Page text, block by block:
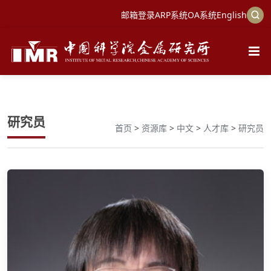
邮箱登录ARP系统OA系统English
研究员 首页 > 资源库 > 中文 > 人才库 > 研究员